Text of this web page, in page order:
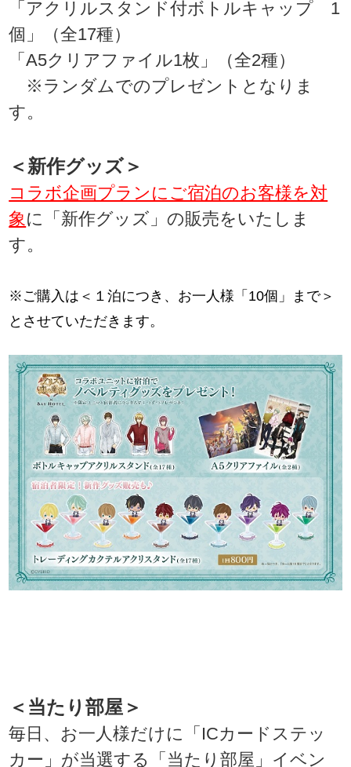
「アクリルスタンド付ボトルキャップ 1
個」（全17種）
「A5クリアファイル1枚」（全2種）
※ランダムでのプレゼントとなりま
す。
＜新作グッズ＞
コラボ企画プランにご宿泊のお客様を対
象に「新作グッズ」の販売をいたしま
す。
※ご購入は＜１泊につき、お一人様「10個」まで＞
とさせていただきます。
＜当たり部屋＞
毎日、お一人様だけに「ICカードステッ
カー」が当選する「当たり部屋」イベン